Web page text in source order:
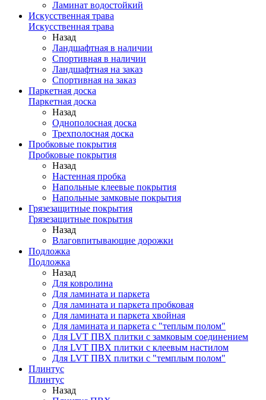
Ламинат водостойкий
Искусственная трава
Искусственная трава
Назад
Ландшафтная в наличии
Спортивная в наличии
Ландшафтная на заказ
Спортивная на заказ
Паркетная доска
Паркетная доска
Назад
Однополосная доска
Трехполосная доска
Пробковые покрытия
Пробковые покрытия
Назад
Настенная пробка
Напольные клеевые покрытия
Напольные замковые покрытия
Грязезащитные покрытия
Грязезащитные покрытия
Назад
Влаговпитывающие дорожки
Подложка
Подложка
Назад
Для ковролина
Для ламината и паркета
Для ламината и паркета пробковая
Для ламината и паркета хвойная
Для ламината и паркета с "теплым полом"
Для LVT ПВХ плитки с замковым соединением
Для LVT ПВХ плитки с клеевым настилом
Для LVT ПВХ плитки с "темплым полом"
Плинтус
Плинтус
Назад